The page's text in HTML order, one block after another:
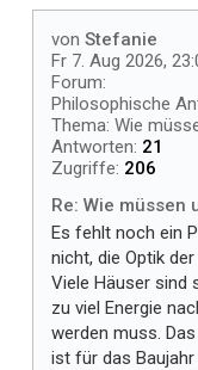
von Stefanie
Fr 7. Aug 2026,
Forum:
Philosophische
Thema: Wie
Antworten: 21
Zugriffe: 206
Re: Wie müssen
Es fehlt noch ein
nicht, die Optik
Viele Häuser sind
zu viel Energie
werden muss.
ist für das Baujahr